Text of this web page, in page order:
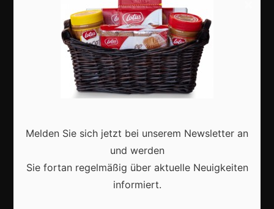
moderne Feierkultur
Melden Sie sich jetzt bei unserem Newsletter an
und werden
Sie fortan regelmäßig über aktuelle Neuigkeiten
informiert.